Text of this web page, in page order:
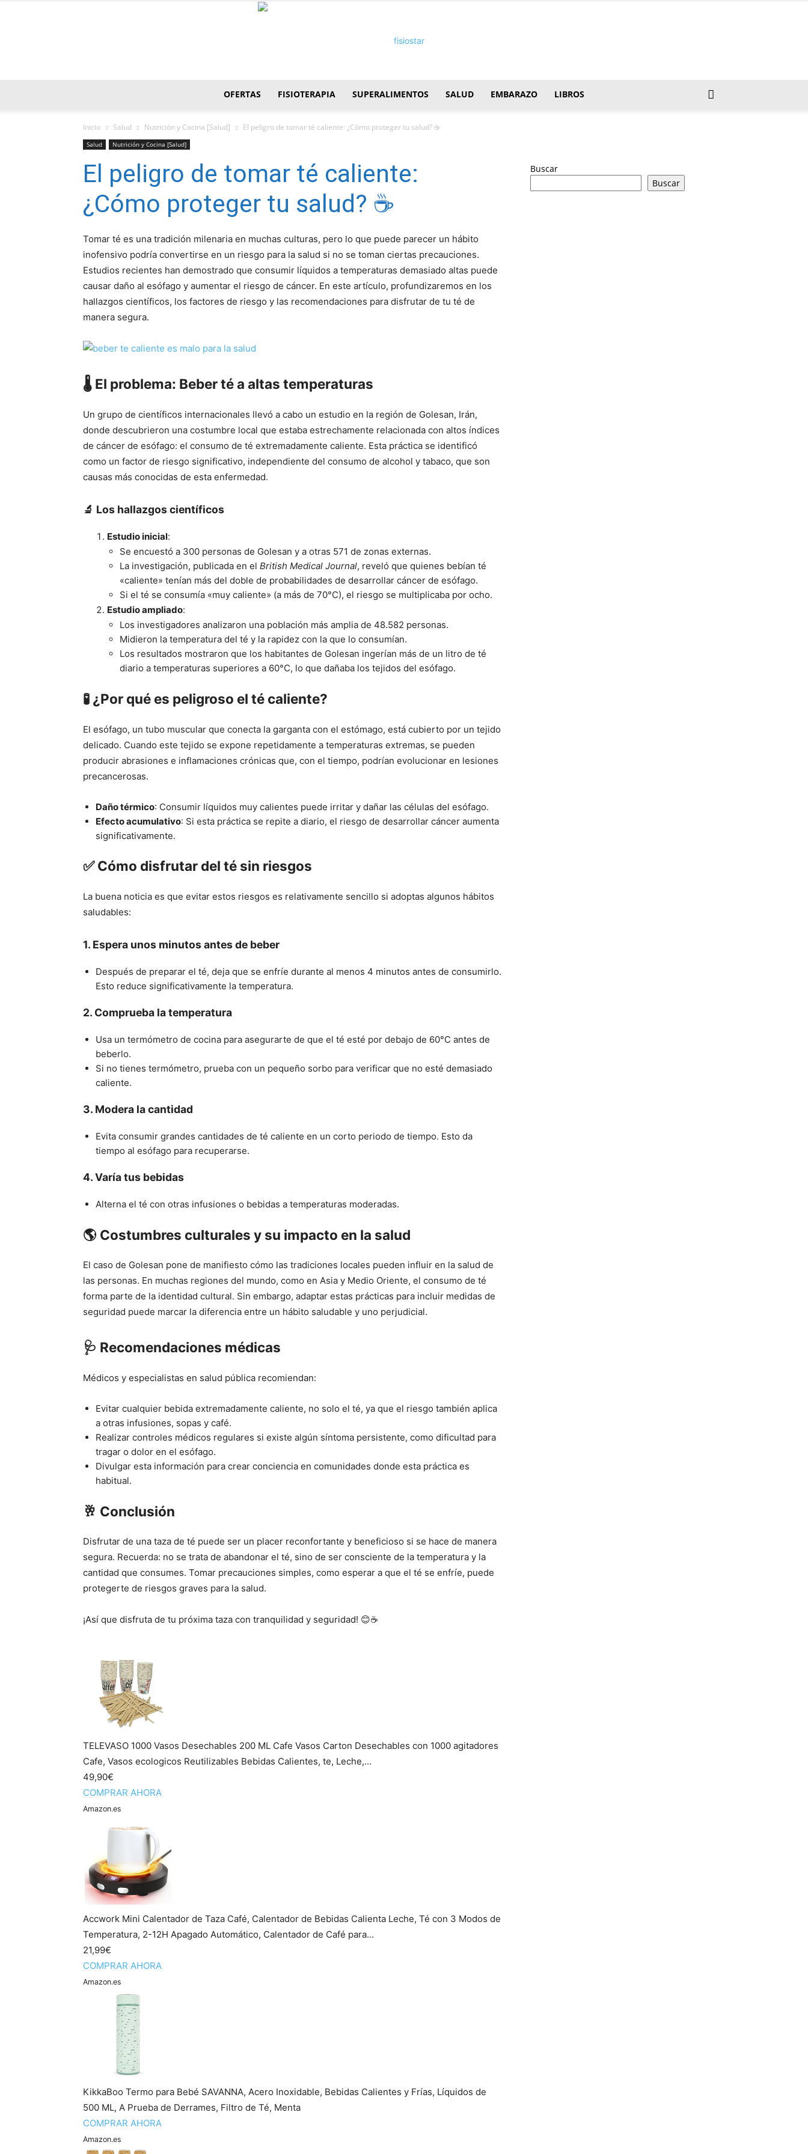
OFERTAS FISIOTERAPIA SUPERALIMENTOS SALUD EMBARAZO LIBROS
Inicio Salud Nutrición y Cocina [Salud] El peligro de tomar té caliente: ¿Cómo proteger tu salud? ☕
Salud Nutrición y Cocina [Salud]
El peligro de tomar té caliente:
¿Cómo proteger tu salud? ☕
Tomar té es una tradición milenaria en muchas culturas, pero lo que puede parecer un hábito
inofensivo podría convertirse en un riesgo para la salud si no se toman ciertas precauciones.
Estudios recientes han demostrado que consumir líquidos a temperaturas demasiado altas puede
causar daño al esófago y aumentar el riesgo de cáncer. En este artículo, profundizaremos en los
hallazgos científicos, los factores de riesgo y las recomendaciones para disfrutar de tu té de
manera segura.
🌡️ El problema: Beber té a altas temperaturas
Un grupo de científicos internacionales llevó a cabo un estudio en la región de Golesan, Irán,
donde descubrieron una costumbre local que estaba estrechamente relacionada con altos índices
de cáncer de esófago: el consumo de té extremadamente caliente. Esta práctica se identificó
como un factor de riesgo significativo, independiente del consumo de alcohol y tabaco, que son
causas más conocidas de esta enfermedad.
🔬 Los hallazgos científicos
Estudio inicial:
Se encuestó a 300 personas de Golesan y a otras 571 de zonas externas.
La investigación, publicada en el British Medical Journal, reveló que quienes bebían té
«caliente» tenían más del doble de probabilidades de desarrollar cáncer de esófago.
Si el té se consumía «muy caliente» (a más de 70°C), el riesgo se multiplicaba por ocho.
Estudio ampliado:
Los investigadores analizaron una población más amplia de 48.582 personas.
Midieron la temperatura del té y la rapidez con la que lo consumían.
Los resultados mostraron que los habitantes de Golesan ingerían más de un litro de té
diario a temperaturas superiores a 60°C, lo que dañaba los tejidos del esófago.
🧪 ¿Por qué es peligroso el té caliente?
El esófago, un tubo muscular que conecta la garganta con el estómago, está cubierto por un tejido
delicado. Cuando este tejido se expone repetidamente a temperaturas extremas, se pueden
producir abrasiones e inflamaciones crónicas que, con el tiempo, podrían evolucionar en lesiones
precancerosas.
Daño térmico: Consumir líquidos muy calientes puede irritar y dañar las células del esófago.
Efecto acumulativo: Si esta práctica se repite a diario, el riesgo de desarrollar cáncer aumenta
significativamente.
✅Cómo disfrutar del té sin riesgos
La buena noticia es que evitar estos riesgos es relativamente sencillo si adoptas algunos hábitos
saludables:
1. Espera unos minutos antes de beber
Después de preparar el té, deja que se enfríe durante al menos 4 minutos antes de consumirlo.
Esto reduce significativamente la temperatura.
2. Comprueba la temperatura
Usa un termómetro de cocina para asegurarte de que el té esté por debajo de 60°C antes de
beberlo.
Si no tienes termómetro, prueba con un pequeño sorbo para verificar que no esté demasiado
caliente.
3. Modera la cantidad
Evita consumir grandes cantidades de té caliente en un corto periodo de tiempo. Esto da
tiempo al esófago para recuperarse.
4.Varía tus bebidas
Alterna el té con otras infusiones o bebidas a temperaturas moderadas.
🌎 Costumbres culturales y su impacto en la salud
El caso de Golesan pone de manifiesto cómo las tradiciones locales pueden influir en la salud de
las personas. En muchas regiones del mundo, como en Asia y Medio Oriente, el consumo de té
forma parte de la identidad cultural. Sin embargo, adaptar estas prácticas para incluir medidas de
seguridad puede marcar la diferencia entre un hábito saludable y uno perjudicial.
🩺 Recomendaciones médicas
Médicos y especialistas en salud pública recomiendan:
Evitar cualquier bebida extremadamente caliente, no solo el té, ya que el riesgo también aplica
a otras infusiones, sopas y café.
Realizar controles médicos regulares si existe algún síntoma persistente, como dificultad para
tragar o dolor en el esófago.
Divulgar esta información para crear conciencia en comunidades donde esta práctica es
habitual.
🥂 Conclusión
Disfrutar de una taza de té puede ser un placer reconfortante y beneficioso si se hace de manera
segura. Recuerda: no se trata de abandonar el té, sino de ser consciente de la temperatura y la
cantidad que consumes. Tomar precauciones simples, como esperar a que el té se enfríe, puede
protegerte de riesgos graves para la salud.
¡Así que disfruta de tu próxima taza con tranquilidad y seguridad! 😊☕
TELEVASO 1000 Vasos Desechables 200 ML Cafe Vasos Carton Desechables con 1000 agitadores
Cafe, Vasos ecologicos Reutilizables Bebidas Calientes, te, Leche,...
49,90€
COMPRAR AHORA
Amazon.es
Accwork Mini Calentador de Taza Café, Calentador de Bebidas Calienta Leche, Té con 3 Modos de
Temperatura, 2-12H Apagado Automático, Calentador de Café para...
21,99€
COMPRAR AHORA
Amazon.es
KikkaBoo Termo para Bebé SAVANNA, Acero Inoxidable, Bebidas Calientes y Frías, Líquidos de
500 ML, A Prueba de Derrames, Filtro de Té, Menta
COMPRAR AHORA
Amazon.es
Buscar
Buscar